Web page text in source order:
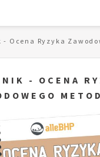
- Ocena Ryzyka
- OCENA